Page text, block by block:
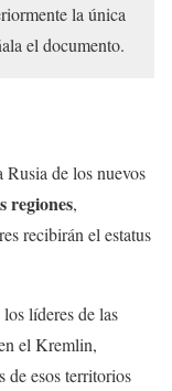
la única
el documento.
de los nuevos
regiones,
recibirán el estatus
líderes de las
el Kremlin,
de esos territorios